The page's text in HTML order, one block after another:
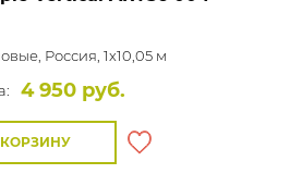
Россия, 1x10,05 м
4 950 руб.